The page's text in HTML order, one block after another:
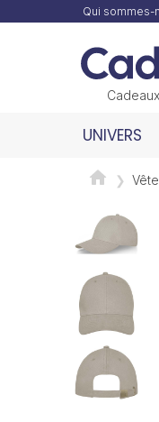
Qui sommes-
UNIVERS